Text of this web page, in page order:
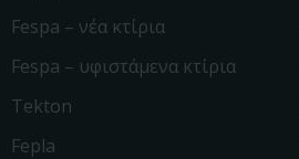
Fespa – νέα κτίρια
Fespa – υφιστάμενα κτίρια
Tekton
Fepla